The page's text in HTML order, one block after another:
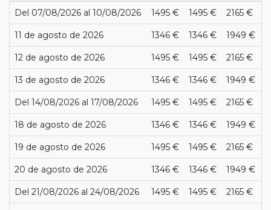
Del 07/08/2026 al 10/08/2026 1495 € 1495 € 2165 €
11 de agosto de 2026 1346 € 1346 € 1949 €
12 de agosto de 2026 1495 € 1495 € 2165 €
13 de agosto de 2026 1346 € 1346 € 1949 €
Del 14/08/2026 al 17/08/2026 1495 € 1495 € 2165 €
18 de agosto de 2026 1346 € 1346 € 1949 €
19 de agosto de 2026 1495 € 1495 € 2165 €
20 de agosto de 2026 1346 € 1346 € 1949 €
Del 21/08/2026 al 24/08/2026 1495 € 1495 € 2165 €